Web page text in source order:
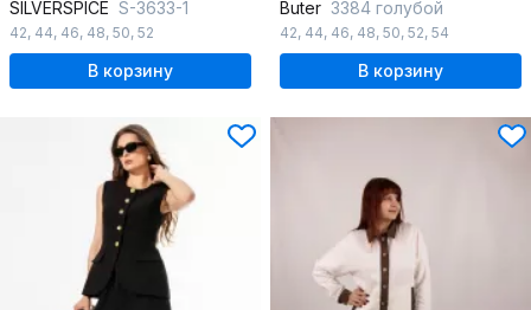
SILVERSPICE S-3633-1
42, 44, 46, 48, 50, 52
В корзину
Butеr 3384 голубой
42, 44, 46, 48, 50, 52, 54
В корзину